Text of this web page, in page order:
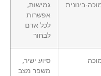
בינונית
גמישות,
אפשרות
לכל אדם
לבחור
סיוע ישיר,
משפר מצב